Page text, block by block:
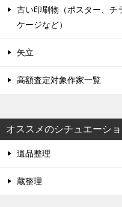
古い印刷物（ポスター、チ
ケージなど）
矢立
高額査定対象作家一覧
オススメのシチュエーシ
遺品整理
蔵整理